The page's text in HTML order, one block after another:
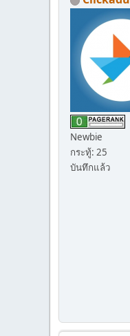
Newbie
กระทู้: 25
บันทึกแล้ว